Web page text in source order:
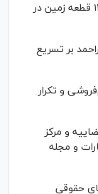
صدور دستور قضایی برای توقف واگذاری ۱۲۰ قطعه زمین در
بر تسریع
و تکرار
و مرکز
و مجله
حقوقی